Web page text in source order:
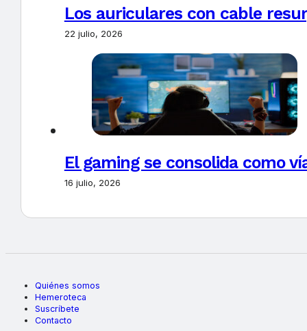
Los auriculares con cable
22 julio, 2026
El gaming se consolida como
16 julio, 2026
Quiénes somos
Hemeroteca
Suscríbete
Contacto